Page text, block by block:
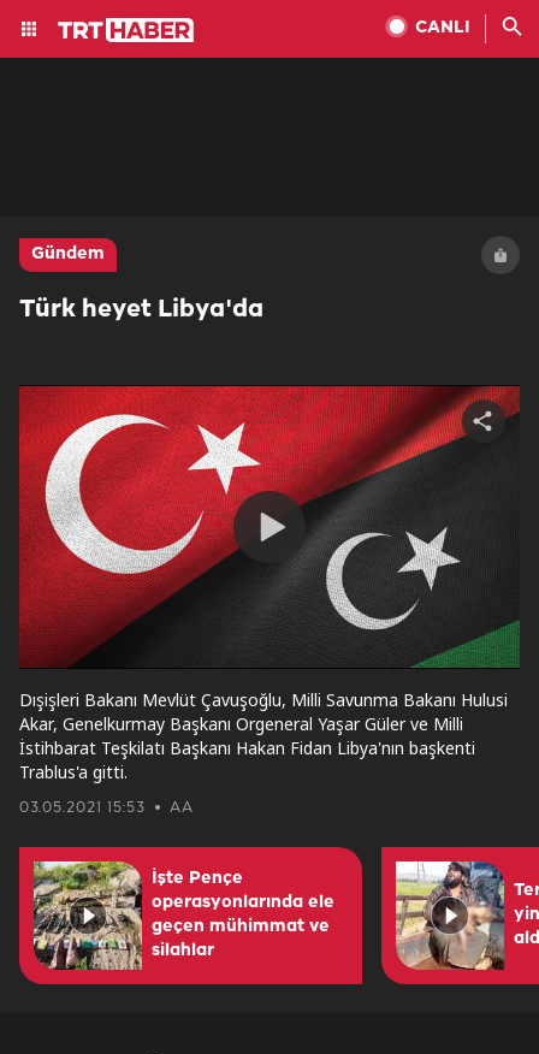
CANLI
Gündem
Türk heyet Libya'da
Play
Video
Share
video
03.05.2021 15:53 AA
Dışişleri Bakanı Mevlüt Çavuşoğlu, Milli Savunma Bakanı Hulusi
Akar, Genelkurmay Başkanı Orgeneral Yaşar Güler ve Milli
İstihbarat Teşkilatı Başkanı Hakan Fidan Libya'nın başkenti
Trablus'a gitti.
İşte Pençe
operasyonlarında ele
geçen mühimmat ve
silahlar